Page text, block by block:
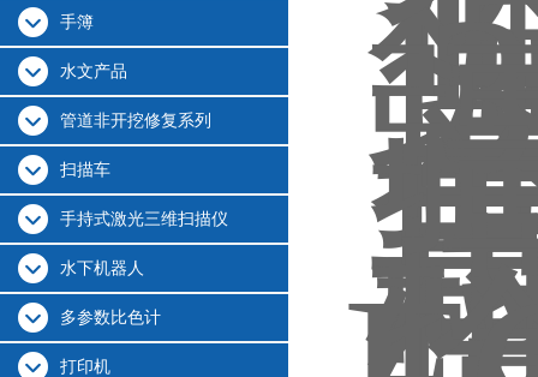
手簿
水文产品
管道非开挖修复系列
扫描车
手持式激光三维扫描仪
水下机器人
多参数比色计
打印机